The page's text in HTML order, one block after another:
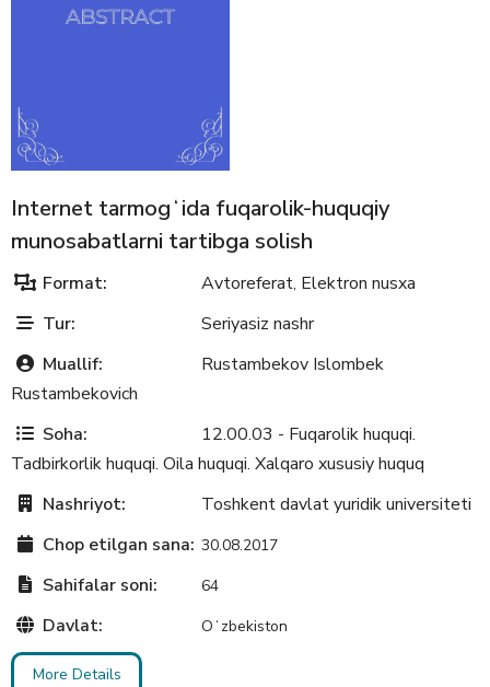
Internet tarmogʻida fuqarolik-huquqiy
munosabatlarni tartibga solish
Format: Avtoreferat, Elektron nusxa
Tur:
Seriyasiz nashr
Muallif:
Rustambekov Islombek
Rustambekovich
Soha:
12.00.03 - Fuqarolik huquqi.
Tadbirkorlik huquqi. Oila huquqi. Xalqaro xususiy huquq
Nashriyot:
Toshkent davlat yuridik universiteti
Chop etilgan sana: 30.08.2017
Sahifalar soni: 64
Davlat: Oʻzbekiston
More Details